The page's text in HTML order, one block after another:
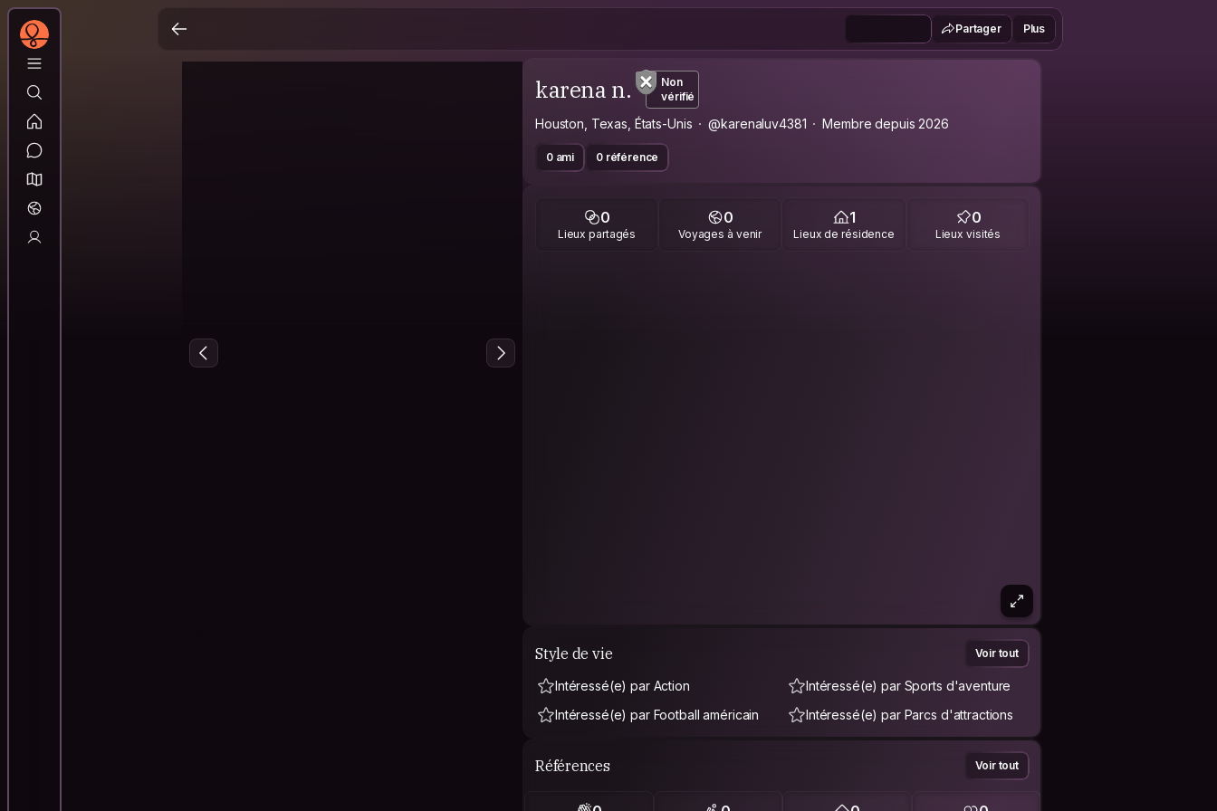
Partager Plus
karena n.
Non
vérifié
Houston, Texas, États-Unis @karenaluv4381 Membre depuis 2026
0 ami 0 référence
0
Lieux partagés
0
Voyages à venir
1
Lieux de résidence
0
Lieux visités
Style de vie Voir tout
Intéressé(e) par Action
Intéressé(e) par Sports d'aventure
Intéressé(e) par Football américain
Intéressé(e) par Parcs d'attractions
Références Voir tout